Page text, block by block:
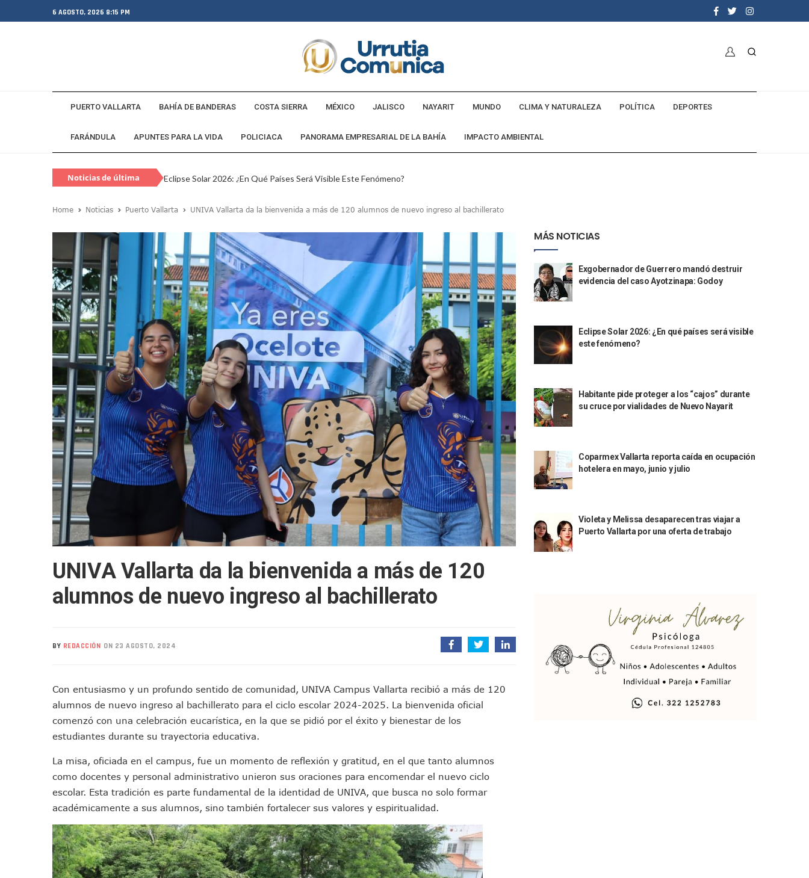
6 AGOSTO, 2026 8:15 PM
PUERTO VALLARTA BAHÍA DE BANDERAS COSTA SIERRA MÉXICO JALISCO NAYARIT MUNDO CLIMA Y NATURALEZA POLÍTICA DEPORTES
FARÁNDULA APUNTES PARA LA VIDA POLICIACA PANORAMA EMPRESARIAL DE LA BAHÍA IMPACTO AMBIENTAL
Noticias de última
Eclipse Solar 2026: ¿En Qué Países Será Visible Este Fenómeno?
Coparmex Vallarta Reporta Caída En Ocupación Hotelera En Mayo, Junio Y Julio
Juan Calderón Pide Oración Para Puerto Vallarta Ante La Virgen De Guadalupe
Jalisco Se Integra A Estrategia Nacional Para Sembrar 6.6 Millones De Árboles
Frustran Presunto Secuestro Virtual De Un Menor De 13 Años En Puerto Vallarta
Infecciones Respiratorias Encabezan Las Principales Causas De Enfermedad En Jalisco
SIOP Moderniza La Casa De La Cultura En Mascota Con Nuevo Auditorio
Van Por La Reorganización De Los Archivos Municipales En Puerto Vallarta
Estados Unidos Endurece Su Combate Al CJNG Con Nuevos Cargos Y Objetivos Prioritarios
Buscan A Wilber Armando Colmenares Márquez, Desaparecido En Puerto Vallarta
Melissa Madero Exige Aclarar Sustento Legal De Las Descargas Residuales Al Mar
Washington Enfrenta Una Emergencia Ambiental Por Incendios Históricos
Avanza Plan Para Construir Estadio De Tritones Vallarta; Será Financiado Por Privados
Nuevas Concesiones De Taxis En Puerto Vallarta, ¿para Quiénes Aplica Y Cómo Tramitarlas?
Mueren Cuatro Personas Tras Explosión De Una Pipa En Tlaquepaque (VIDEO)
Bruno Blancas Lleva El Mensaje De La Cuarta Transformación A Puerto Vallarta Y Tomatlán
Liberan 180 Crías De Iguana Verde En El Estero El Salado Por Su 26 Aniversario
Puerto Vallarta Participa En Los PriceAgencies Awards 2026 En Ciudad De México
Ofrecerán Asesoría Jurídica Gratuita En Puerto Vallarta Para Emprendedores Y Ciudadanía
Juan Solís E Iris Torres Buscan Integrar La Planilla Del PAN Vallarta Para El 2027
Realizan Operativo Preventivo En Seis Colonias Del Centro De Puerto Vallarta
Arquitecto Luis Munguía Reconoce La Labor Del Personal De Servicios Eficientes
Voces Del Orgullo Distingue A Referentes De La Comunidad LGBT+ En Puerto Vallarta
Nuevo Transporte Eléctrico En Puerto Vallarta: Rutas, Horarios Y Capacidad
Centro De Autismo Es Un Parteaguas Para Vallarta Y Jalisco: Luis Munguía
Lluvias Y Oleaje Elevado Marcarán El Fin De Semana En Puerto Vallarta
Jóvenes En Movimiento Jalisco Renueva Su Dirigencia Rumbo A 2027
En PV Encabezan Preferencias Morena Y Juan Carlos Castro
Cae El “R1”, Presunto Autor Intelectual Del Homicidio De Carlos Manzo
Muere Manolo Solo, Actor De “El Laberinto Del Fauno”, A Los 62 Años
Citan A Siete Integrantes De La Semar Por Investigación Por Huachicol Fiscal
En Abril 2027 Terminarán El Centro Regional De Autismo En Puerto Vallarta
Puerto Vallarta Fortalece Su Promoción En California Con Seminarios Turísticos
Accidente En Un RZR, Principal Hipótesis Por La Muerte De Dos Jóvenes En El Río Ameca
Home Noticias Puerto Vallarta UNIVA Vallarta da la bienvenida a más de 120 alumnos de nuevo ingreso al bachillerato
UNIVA Vallarta da la bienvenida a más de 120
alumnos de nuevo ingreso al bachillerato
BY REDACCIÓN ON 23 AGOSTO, 2024
Con entusiasmo y un profundo sentido de comunidad, UNIVA Campus Vallarta recibió a más de 120
alumnos de nuevo ingreso al bachillerato para el ciclo escolar 2024-2025. La bienvenida oficial
comenzó con una celebración eucarística, en la que se pidió por el éxito y bienestar de los
estudiantes durante su trayectoria educativa.
La misa, oficiada en el campus, fue un momento de reflexión y gratitud, en el que tanto alumnos
como docentes y personal administrativo unieron sus oraciones para encomendar el nuevo ciclo
escolar. Esta tradición es parte fundamental de la identidad de UNIVA, que busca no solo formar
académicamente a sus alumnos, sino también fortalecer sus valores y espiritualidad.
MÁS NOTICIAS
Exgobernador de Guerrero mandó destruir
evidencia del caso Ayotzinapa: Godoy
Eclipse Solar 2026: ¿En qué países será visible
este fenómeno?
Habitante pide proteger a los “cajos” durante
su cruce por vialidades de Nuevo Nayarit
Coparmex Vallarta reporta caída en ocupación
hotelera en mayo, junio y julio
Violeta y Melissa desaparecen tras viajar a
Puerto Vallarta por una oferta de trabajo